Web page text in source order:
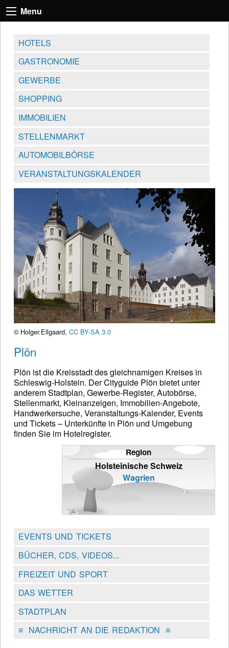
Menu
HOTELS
GASTRONOMIE
GEWERBE
SHOPPING
IMMOBILIEN
STELLENMARKT
AUTOMOBILBÖRSE
VERANSTALTUNGSKALENDER
© Holger.Ellgaard, CC BY-SA 3.0
Plön
Plön ist die Kreisstadt des gleichnamigen Kreises in
Schleswig-Holstein. Der Cityguide Plön bietet unter
anderem Stadtplan, Gewerbe-Register, Autobörse,
Stellenmarkt, Kleinanzeigen, Immobilien-Angebote,
Handwerkersuche, Veranstaltungs-Kalender, Events
und Tickets – Unterkünfte in Plön und Umgebung
finden Sie im Hotelregister.
Region
Holsteinische Schweiz
Wagrien
EVENTS UND TICKETS
BÜCHER, CDS, VIDEOS...
FREIZEIT UND SPORT
DAS WETTER
STADTPLAN
≡NACHRICHT AN DIE REDAKTION ≡